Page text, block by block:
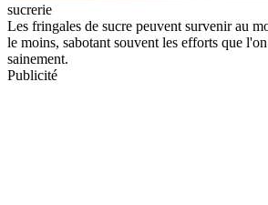
sucrerie
Les fringales de sucre peuvent survenir au
le moins, sabotant souvent les efforts que
sainement.
Publicité